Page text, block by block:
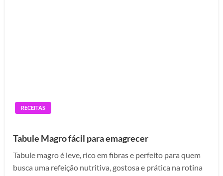
RECEITAS
Tabule Magro fácil para emagrecer
Tabule magro é leve, rico em fibras e perfeito para quem
busca uma refeição nutritiva, gostosa e prática na rotina